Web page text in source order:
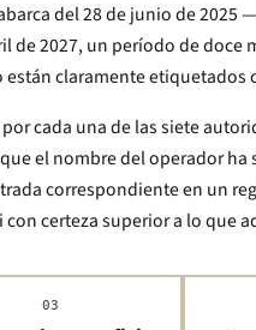
del 28 de junio de 2025
de 2027, un período de
claramente
cada una de las siete
el nombre del operador
correspondiente en un
certeza superior a lo que
03